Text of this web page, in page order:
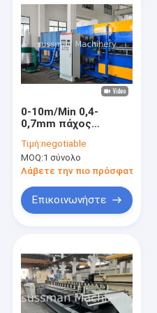
Προϊόντα
Βίντεο
0-10m/Min 0,4-
0,7mm πάχος
σάντουιτς PU
συνεχής γραμμή
παραγωγής
Τιμή:negotiable
MOQ:1 σύνολο
Λάβετε την πιο πρόσφατη τιμή
Επικοινωνήστε